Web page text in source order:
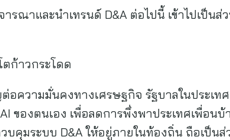
รณาและนำเทรนด์ D&A ต่อไปนี้ เข้าไปเป็น
ตก้าวกระโดด
อความมั่นคงทางเศรษฐกิจ รัฐบาลในประเ
ของตนเอง เพื่อลดการพึ่งพาประเทศเพื่อนบ้
บคุมระบบ D&A ให้อยู่ภายในท้องถิ่น ถือเป็น